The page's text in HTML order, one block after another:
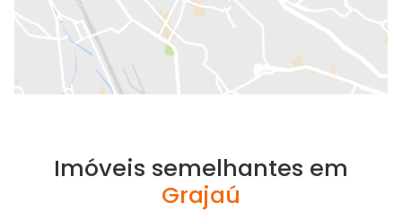
Imóveis semelhantes em
Grajaú